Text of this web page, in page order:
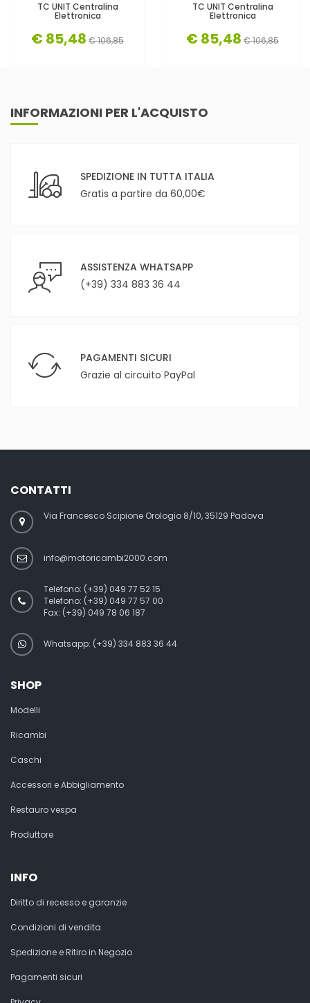
TC UNIT Centralina
Elettronica
€ 85,48 € 106,85
TC UNIT Centralina
Elettronica
€ 85,48 € 106,85
INFORMAZIONI PER L'ACQUISTO
SPEDIZIONE IN TUTTA ITALIA
Gratis a partire da 60,00€
ASSISTENZA WHATSAPP
(+39) 334 883 36 44
PAGAMENTI SICURI
Grazie al circuito PayPal
CONTATTI
Via Francesco Scipione Orologio 8/10, 35129 Padova
info@motoricambi2000.com
Telefono: (+39) 049 77 52 15
Telefono: (+39) 049 77 57 00
Fax: (+39) 049 78 06 187
Whatsapp: (+39) 334 883 36 44
SHOP
Modelli
Ricambi
Caschi
Accessori e Abbigliamento
Restauro vespa
Produttore
INFO
Diritto di recesso e garanzie
Condizioni di vendita
Spedizione e Ritiro in Negozio
Pagamenti sicuri